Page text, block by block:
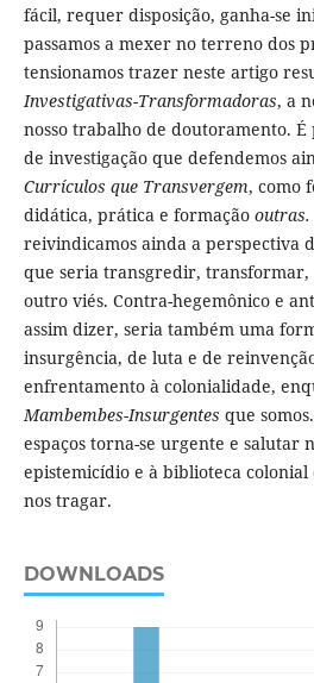
fácil, requer disposição, ganha-se
passamos a mexer no terreno dos
tensionamos trazer neste artigo
Investigativas-Transformadoras, a
nosso trabalho de doutoramento.
de investigação que defendemos
Currículos que Transvergem, como
didática, prática e formação outras.
reivindicamos ainda a perspectiva
que seria transgredir,
outro viés. Contra-hegemônico e
assim dizer, seria também uma
insurgência, de luta e de
enfrentamento à colonialidade,
Mambembes-Insurgentes que
espaços torna-se urgente e salutar
epistemicídio e à biblioteca
nos tragar.
DOWNLOADS